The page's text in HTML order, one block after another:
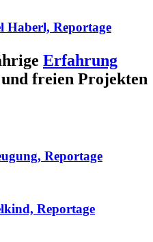
Reportage
Erfahrung
freien Projekten
Reportage
Reportage